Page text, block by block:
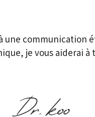
une communication
je vous aiderai à